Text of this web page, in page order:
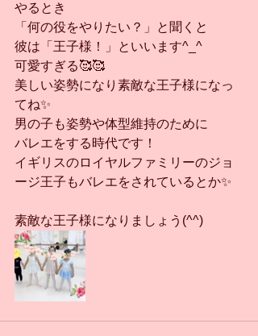
やるとき
「何の役をやりたい？」と聞くと
彼は「王子様！」といいます^_^
可愛すぎる🥰🥰
美しい姿勢になり素敵な王子様になっ
てね✨
男の子も姿勢や体型維持のために
バレエをする時代です！
イギリスのロイヤルファミリーのジョ
ージ王子もバレエをされているとか✨
素敵な王子様になりましょう(^^)